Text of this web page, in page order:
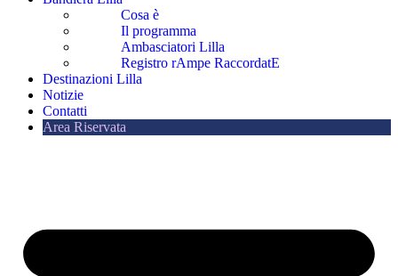
Cosa è
Il programma
Ambasciatori Lilla
Registro rAmpe RaccordatE
Destinazioni Lilla
Notizie
Contatti
Area Riservata